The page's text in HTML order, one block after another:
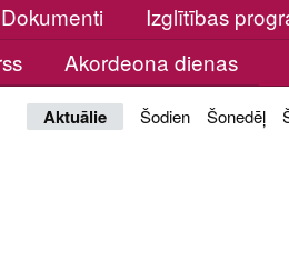
Dokumenti Izglītības
Akordeona dienas
Aktuālie Šodien Šonedēļ